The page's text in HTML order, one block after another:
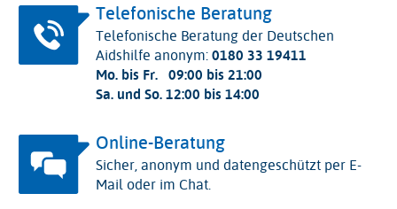
Telefonische Beratung
Telefonische Beratung der Deutschen
Aidshilfe anonym:0180 33 19411
Mo. bis Fr. 09:00 bis 21:00
Sa. und So.12:00 bis 14:00
Online-Beratung
Sicher, anonym und datengeschützt per E-
Mail oder im Chat.